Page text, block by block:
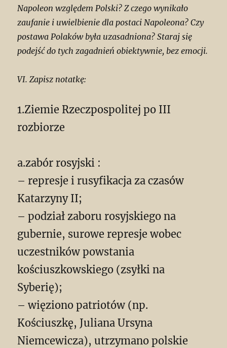
Napoleon względem Polski? Z czego wynikało
zaufanie i uwielbienie dla postaci Napoleona? Czy
postawa Polaków była uzasadniona? Staraj się
podejść do tych zagadnień obiektywnie, bez emocji.
VI. Zapisz notatkę:
1.Ziemie Rzeczpospolitej po III
rozbiorze
a.zabór rosyjski :
– represje i rusyfikacja za czasów
Katarzyny II;
– podział zaboru rosyjskiego na
gubernie, surowe represje wobec
uczestników powstania
kościuszkowskiego (zsyłki na
Syberię);
– więziono patriotów (np.
Kościuszkę, Juliana Ursyna
Niemcewicza), utrzymano polskie